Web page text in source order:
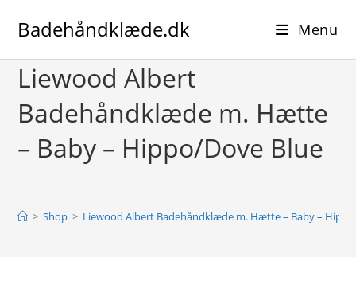
Badehåndklæde.dk Menu
Liewood Albert
Badehåndklæde m. Hætte
– Baby – Hippo/Dove Blue
> Shop > Liewood Albert Badehåndklæde m. Hætte – Baby –